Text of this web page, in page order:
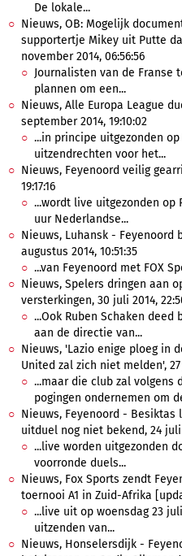
De lokale...
Nieuws, OB: Mogelijk
supportertje Mikey uit Putte
november 2014, 06:56:56
Journalisten van de Franse
plannen om een...
Nieuws, Alle Europa League
september 2014, 19:10:02
...in principe uitgezonden op
uitzendrechten voor het...
Nieuws, Feyenoord veilig
19:17:16
...wordt live uitgezonden op
uur Nederlandse...
Nieuws, Luhansk - Feyenoord
augustus 2014, 10:51:35
...van Feyenoord met FOX
Nieuws, Spelers dringen aan
versterkingen, 30 juli 2014,
...Ook Ruben Schaken deed
aan de directie van...
Nieuws, 'Lazio enige ploeg in
United zal zich niet melden', 27
...maar die club zal volgens
pogingen ondernemen om
Nieuws, Feyenoord - Besiktas
uitduel nog niet bekend, 24 juli
...live worden uitgezonden
voorronde duels...
Nieuws, Fox Sports zendt
toernooi A1 in Zuid-Afrika
...live uit op woensdag 23
uitzenden van...
Nieuws, Honselersdijk -